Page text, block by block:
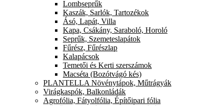
Lombseprűk
Kaszák, Sarlók, Tartozékok
Ásó, Lapát, Villa
Kapa, Csákány, Saraboló, Horoló
Seprűk, Szemeteslapátok
Fűrész, Fűrészlap
Kalapácsok
Temetői és Kerti szerszámok
Macséta (Bozótvágó kés)
PLANTELLA Növénytápok, Műtrágyák
Virágkaspók, Balkonládák
Agrofólia, Fátyolfólia, Építőipari fólia